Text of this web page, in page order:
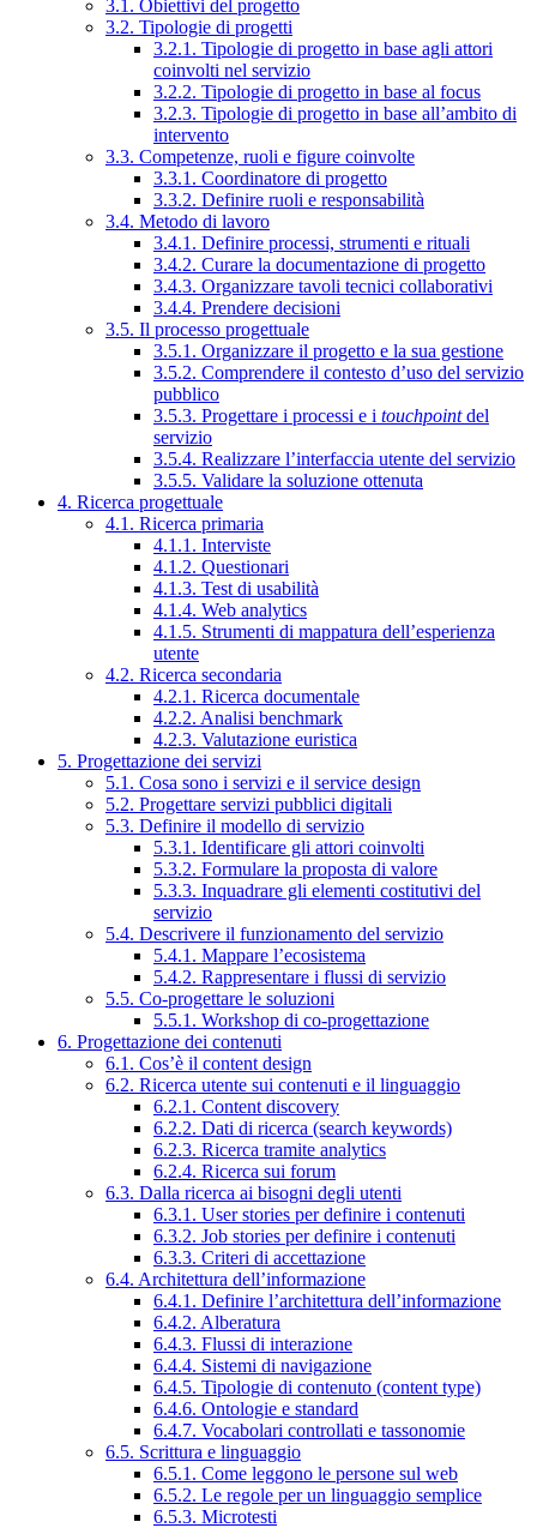
3.1. Obiettivi del progetto
3.2. Tipologie di progetti
3.2.1. Tipologie di progetto in base agli attori
coinvolti nel servizio
3.2.2. Tipologie di progetto in base al focus
3.2.3. Tipologie di progetto in base all’ambito di
intervento
3.3. Competenze, ruoli e figure coinvolte
3.3.1. Coordinatore di progetto
3.3.2. Definire ruoli e responsabilità
3.4. Metodo di lavoro
3.4.1. Definire processi, strumenti e rituali
3.4.2. Curare la documentazione di progetto
3.4.3. Organizzare tavoli tecnici collaborativi
3.4.4. Prendere decisioni
3.5. Il processo progettuale
3.5.1. Organizzare il progetto e la sua gestione
3.5.2. Comprendere il contesto d’uso del servizio
pubblico
3.5.3. Progettare i processi e i touchpointdel
servizio
3.5.4. Realizzare l’interfaccia utente del servizio
3.5.5. Validare la soluzione ottenuta
4. Ricerca progettuale
4.1. Ricerca primaria
4.1.1. Interviste
4.1.2. Questionari
4.1.3. Test di usabilità
4.1.4. Web analytics
4.1.5. Strumenti di mappatura dell’esperienza
utente
4.2. Ricerca secondaria
4.2.1. Ricerca documentale
4.2.2. Analisi benchmark
4.2.3. Valutazione euristica
5. Progettazione dei servizi
5.1. Cosa sono i servizi e il service design
5.2. Progettare servizi pubblici digitali
5.3. Definire il modello di servizio
5.3.1. Identificare gli attori coinvolti
5.3.2. Formulare la proposta di valore
5.3.3. Inquadrare gli elementi costitutivi del
servizio
5.4. Descrivere il funzionamento del servizio
5.4.1. Mappare l’ecosistema
5.4.2. Rappresentare i flussi di servizio
5.5. Co-progettare le soluzioni
5.5.1. Workshop di co-progettazione
6. Progettazione dei contenuti
6.1. Cos’è il content design
6.2. Ricerca utente sui contenuti e il linguaggio
6.2.1. Content discovery
6.2.2. Dati di ricerca (search keywords)
6.2.3. Ricerca tramite analytics
6.2.4. Ricerca sui forum
6.3. Dalla ricerca ai bisogni degli utenti
6.3.1. User stories per definire i contenuti
6.3.2. Job stories per definire i contenuti
6.3.3. Criteri di accettazione
6.4. Architettura dell’informazione
6.4.1. Definire l’architettura dell’informazione
6.4.2. Alberatura
6.4.3. Flussi di interazione
6.4.4. Sistemi di navigazione
6.4.5. Tipologie di contenuto (content type)
6.4.6. Ontologie e standard
6.4.7. Vocabolari controllati e tassonomie
6.5. Scrittura e linguaggio
6.5.1. Come leggono le persone sul web
6.5.2. Le regole per un linguaggio semplice
6.5.3. Microtesti